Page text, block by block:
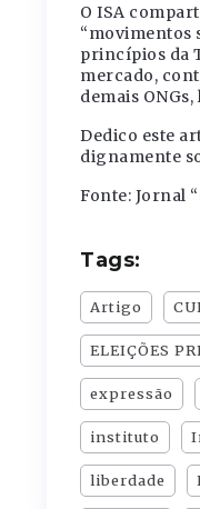
O ISA
“movimentos
princípios da
mercado,
demais
Dedico este
dignamente
Fonte: Jornal
Tags:
Artigo
ELEIÇÕES
expressão
instituto
liberdade